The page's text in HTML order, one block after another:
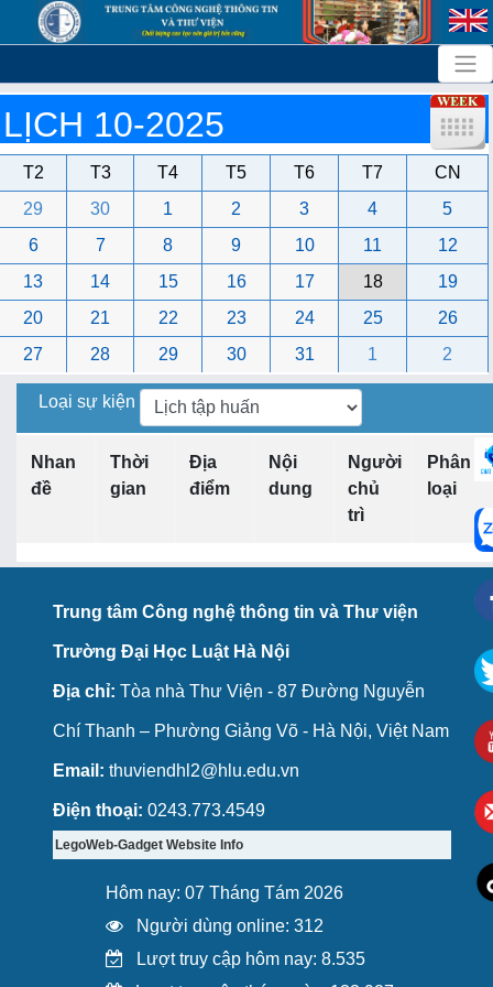
LỊCH 10-2025
T2 T3 T4 T5 T6 T7
CN
29
30 1 2 3 4
5
6
7 8 9 10 11
12
13
14 15 16 17 18
19
20
21 22 23 24 25
26
27
28 29 30 31 1 2
Loại sự kiện
Nhan
đề
Thời
gian
Địa
điểm
Nội
dung
Người
chủ
trì
Phân
loại
Trung tâm Công nghệ thông tin và Thư viện
Trường Đại Học Luật Hà Nội
Địa chỉ: Tòa nhà Thư Viện - 87 Đường Nguyễn
Chí Thanh – Phường Giảng Võ - Hà Nội, Việt Nam
Email: thuviendhl2@hlu.edu.vn
Điện thoại: 0243.773.4549
LegoWeb-Gadget Website Info
Hôm nay: 07 Tháng Tám 2026
Người dùng online: 312
Lượt truy cập hôm nay: 8.535